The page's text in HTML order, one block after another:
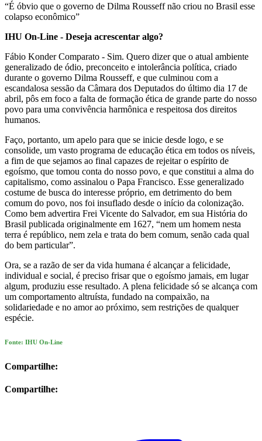
“É óbvio que o governo de Dilma Rousseff não criou no Brasil esse
colapso econômico”
IHU On-Line - Deseja acrescentar algo?
Fábio Konder Comparato - Sim. Quero dizer que o atual ambiente
generalizado de ódio, preconceito e intolerância política, criado
durante o governo Dilma Rousseff, e que culminou com a
escandalosa sessão da Câmara dos Deputados do último dia 17 de
abril, pôs em foco a falta de formação ética de grande parte do nosso
povo para uma convivência harmônica e respeitosa dos direitos
humanos.
Faço, portanto, um apelo para que se inicie desde logo, e se
consolide, um vasto programa de educação ética em todos os níveis,
a fim de que sejamos ao final capazes de rejeitar o espírito de
egoísmo, que tomou conta do nosso povo, e que constitui a alma do
capitalismo, como assinalou o Papa Francisco. Esse generalizado
costume de busca do interesse próprio, em detrimento do bem
comum do povo, nos foi insuflado desde o início da colonização.
Como bem advertira Frei Vicente do Salvador, em sua História do
Brasil publicada originalmente em 1627, “nem um homem nesta
terra é repúblico, nem zela e trata do bem comum, senão cada qual
do bem particular”.
Ora, se a razão de ser da vida humana é alcançar a felicidade,
individual e social, é preciso frisar que o egoísmo jamais, em lugar
algum, produziu esse resultado. A plena felicidade só se alcança com
um comportamento altruísta, fundado na compaixão, na
solidariedade e no amor ao próximo, sem restrições de qualquer
espécie.
Fonte: IHU On-Line
Compartilhe:
Compartilhe: